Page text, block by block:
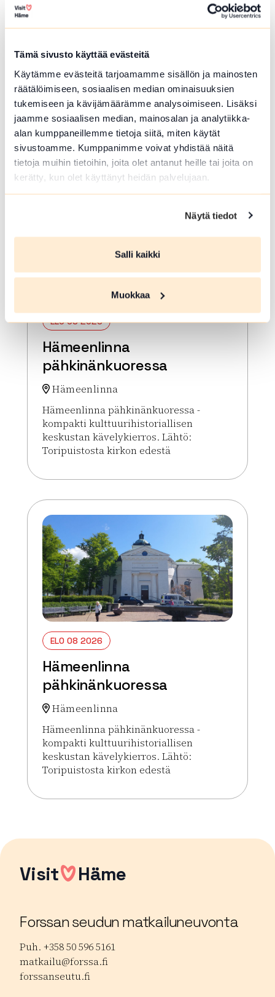
Tämä sivusto käyttää evästeitä
Käytämme evästeitä tarjoamamme sisällön ja mainosten
räätälöimiseen, sosiaalisen median ominaisuuksien
tukemiseen ja kävijämäärämme analysoimiseen. Lisäksi
jaamme sosiaalisen median, mainosalan ja analytiikka-
alan kumppaneillemme tietoja siitä, miten käytät
sivustoamme. Kumppanimme voivat yhdistää näitä
tietoja muihin tietoihin, joita olet antanut heille tai joita on
kerätty, kun olet käyttänyt heidän palvelujaan.
Näytä tiedot
Salli kaikki
Muokkaa
Forssa Areena
Forssa
Forssa-Areena järjestetään jälleen
Forssan torilla Holjien yhteydessä.
Lue lisää tapahtumasta Forssa Areena
ELO 08 2026
Hämeenlinna
pähkinänkuoressa
Hämeenlinna
Hämeenlinna pähkinänkuoressa -
kompakti kulttuurihistoriallisen
keskustan kävelykierros. Lähtö:
Toripuistosta kirkon edestä
Lue lisää tapahtumasta Hämeenlinna
ELO 08 2026
Hämeenlinna
pähkinänkuoressa
Hämeenlinna
Hämeenlinna pähkinänkuoressa -
kompakti kulttuurihistoriallisen
keskustan kävelykierros. Lähtö:
Toripuistosta kirkon edestä
Lue lisää tapahtumasta Hämeenlinna
Visit Häme
Forssan seudun matkailuneuvonta
Puh. +358 50 596 5161
matkailu@forssa.fi
forssanseutu.fi